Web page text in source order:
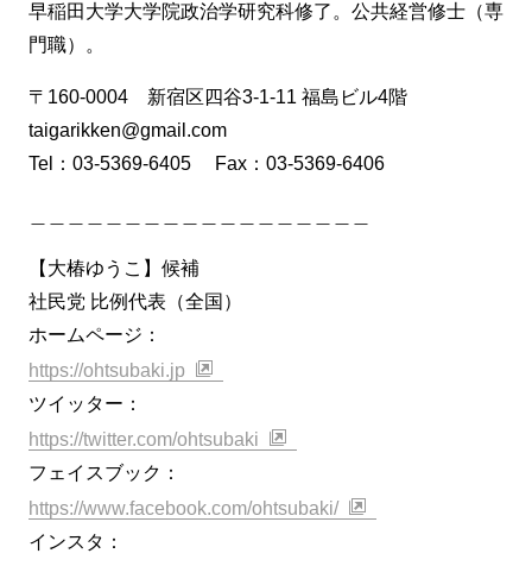
早稲田大学大学院政治学研究科修了。公共経営修士（専
門職）。
〒160-0004 新宿区四谷3-1-11 福島ビル4階
taigarikken@gmail.com
Tel：03-5369-6405 Fax：03-5369-6406
【大椿ゆうこ】候補
社民党 比例代表（全国）
ホームページ：
https://ohtsubaki.jp
ツイッター：
https://twitter.com/ohtsubaki
フェイスブック：
https://www.facebook.com/ohtsubaki/
インスタ：